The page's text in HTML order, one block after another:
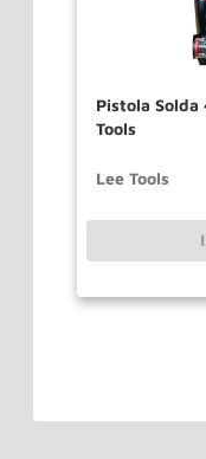
Pistola Solda 40w 110v 604505 Lee
Tools
Lee Tools